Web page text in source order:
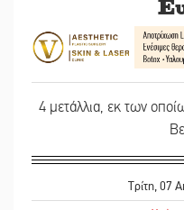
4 μετάλλια, εκ των
Τρίτη, 07